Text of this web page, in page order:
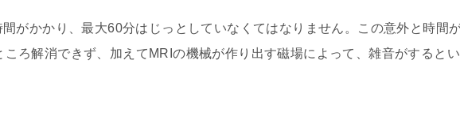
がかかり、最大60分はじっとしていなくてはなりません。この意外と時間
ころ解消できず、加えてMRIの機械が作り出す磁場によって、雑音がすると